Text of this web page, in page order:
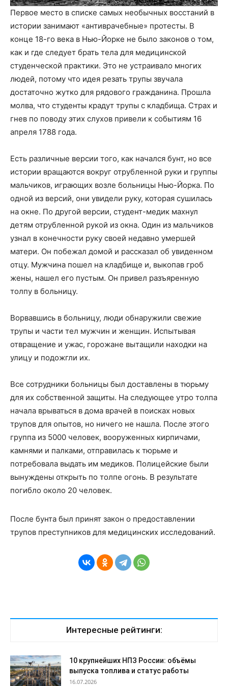
Первое место в списке самых необычных восстаний в
истории занимают «антиврачебные» протесты. В
конце 18-го века в Нью-Йорке не было законов о том,
как и где следует брать тела для медицинской
студенческой практики. Это не устраивало многих
людей, потому что идея резать трупы звучала
достаточно жутко для рядового гражданина. Прошла
молва, что студенты крадут трупы с кладбища. Страх и
гнев по поводу этих слухов привели к событиям 16
апреля 1788 года.
Есть различные версии того, как начался бунт, но все
истории вращаются вокруг отрубленной руки и группы
мальчиков, играющих возле больницы Нью-Йорка. По
одной из версий, они увидели руку, которая сушилась
на окне. По другой версии, студент-медик махнул
детям отрубленной рукой из окна. Один из мальчиков
узнал в конечности руку своей недавно умершей
матери. Он побежал домой и рассказал об увиденном
отцу. Мужчина пошел на кладбище и, выкопав гроб
жены, нашел его пустым. Он привел разъяренную
толпу в больницу.
Ворвавшись в больницу, люди обнаружили свежие
трупы и части тел мужчин и женщин. Испытывая
отвращение и ужас, горожане вытащили находки на
улицу и подожгли их.
Все сотрудники больницы был доставлены в тюрьму
для их собственной защиты. На следующее утро толпа
начала врываться в дома врачей в поисках новых
трупов для опытов, но ничего не нашла. После этого
группа из 5000 человек, вооруженных кирпичами,
камнями и палками, отправилась к тюрьме и
потребовала выдать им медиков. Полицейские были
вынуждены открыть по толпе огонь. В результате
погибло около 20 человек.
После бунта был принят закон о предоставлении
трупов преступников для медицинских исследований.
Интересные рейтинги:
10 крупнейших НПЗ России: объёмы
выпуска топлива и статус работы
16.07.2026